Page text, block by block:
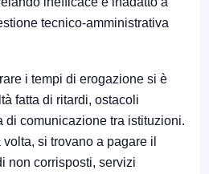
tecnico-amministrativa
i tempi di erogazione si è
fatta di ritardi, ostacoli
di comunicazione tra istituzioni.
volta, si trovano a pagare il
non corrisposti, servizi